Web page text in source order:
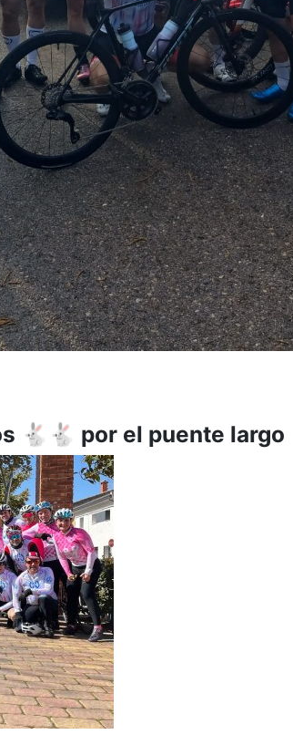
🐇🐇 por el puente largo